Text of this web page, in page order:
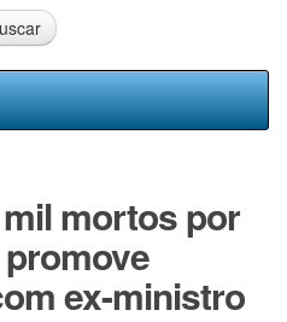
mortos por
ex-ministro